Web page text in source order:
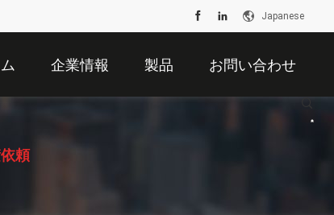
Japanese
企業情報 製品 お問い合わせ
頼